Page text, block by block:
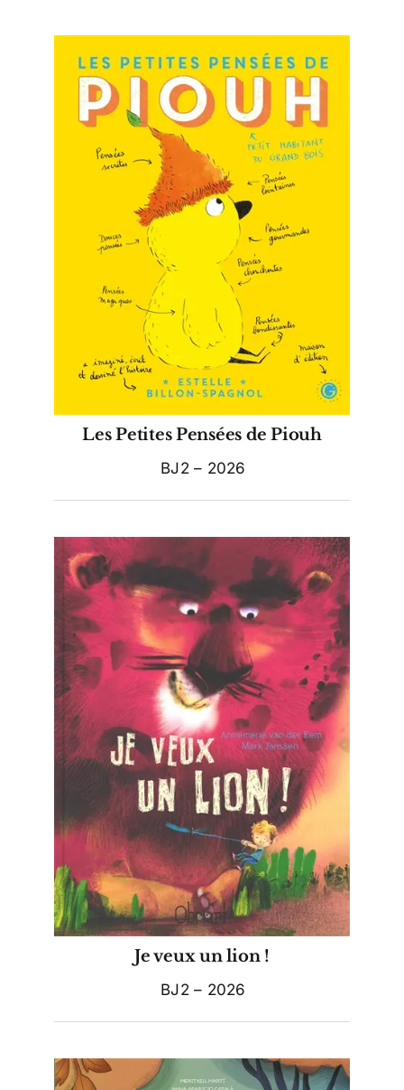
Les Petites Pensées de Piouh
BJ2 – 2026
Je veux un lion !
BJ2 – 2026